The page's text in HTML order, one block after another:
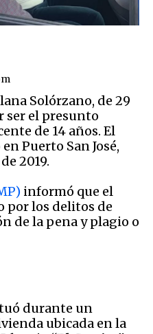
Solórzano, de 29
ser el presunto
de 14 años. El
Puerto San José,
2019.
informó que el
por los delitos de
de la pena y plagio o
durante un
ubicada en la